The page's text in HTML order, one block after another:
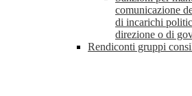
comunicazione
di incarichi
direzione o di
Rendiconti gruppi